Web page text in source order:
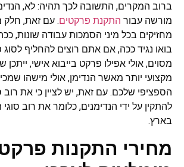
ברוב המקרים, התשובה לכך תהיה: לא,
מורשה עבור התקנת פרקטים. עם זאת, חלק
מחזיקים בכל מיני הסמכות עבודה שונות,
בואו נגיד ככה, אם אתם רוצים להחליף
מסוים, אולי אפילו פרקט בייבוא אישי,
מקצועי יותר מאשר הנדימן, אולי מישהו
הספציפי שלכם. עם זאת, יש לציין כי את רוב
להתקין על ידי הנדימנים, כלומר את רוב
בארץ.
מחירי התקנות